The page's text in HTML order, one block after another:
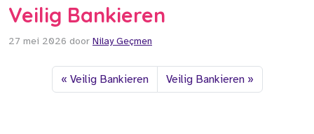
Veilig Bankieren
27 mei 2026 door Nilay Geçmen
Veilig Bankieren Veilig Bankieren